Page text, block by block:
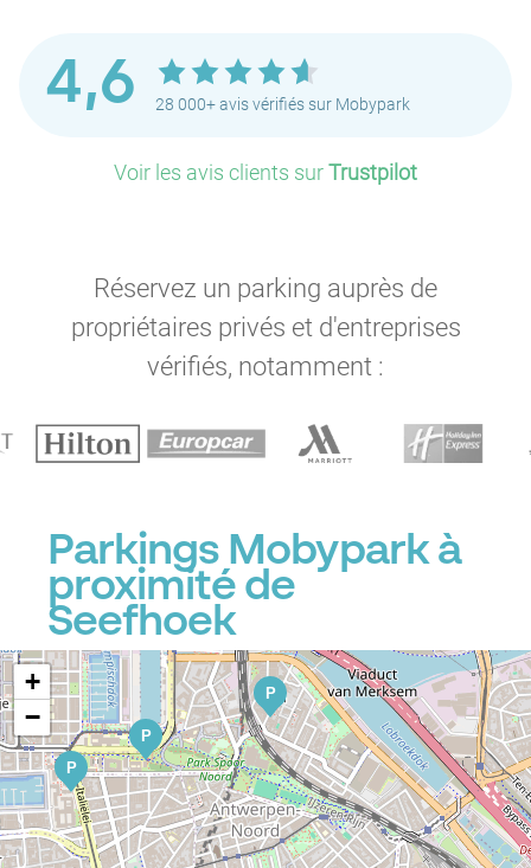
4,6 28 000+ avis vérifiés sur Mobypark
Voir les avis clients surTrustpilot
Réservez un parking auprès de
propriétaires privés et d'entreprises
vérifiés, notamment :
Parkings Mobypark à
proximité de
Seefhoek
P
P
P
+
−